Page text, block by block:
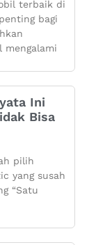
terbaik di
bagi
mengalami
Ini
Bisa
pilih
yang susah
“Satu